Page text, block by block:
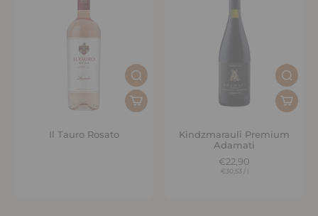
Il Tauro Rosato
Kindzmarauli Premium
Adamati
€22,90
€30,53 / l